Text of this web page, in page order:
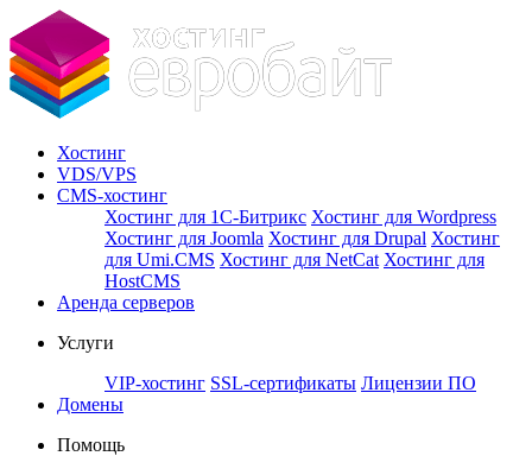
Хостинг
VDS/VPS
CMS-хостинг
Хостинг для 1С-Битрикс Хостинг для Wordpress
Хостинг для Joomla Хостинг для Drupal Хостинг
для Umi.CMS Хостинг для NetCat Хостинг для
HostCMS
Аренда серверов
Услуги
VIP-хостинг SSL-сертификаты Лицензии ПО
Домены
Помощь